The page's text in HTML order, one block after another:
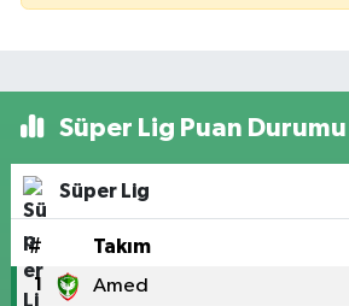
Süper Lig Puan Durumu
Süper Lig
# Takım
1 Amed